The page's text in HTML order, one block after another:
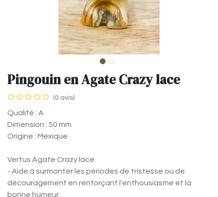
Pingouin en Agate Crazy lace
(0 avis)
Qualité : A
Dimension : 50 mm
Origine : Mexique
Vertus Agate Crazy lace
- Aide à surmonter les périodes de tristesse ou de
découragement en renforçant l'enthousiasme et la
bonne humeur.